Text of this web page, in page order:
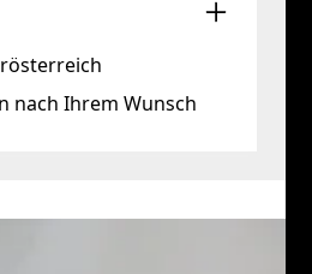
nach Ihrem Wunsch